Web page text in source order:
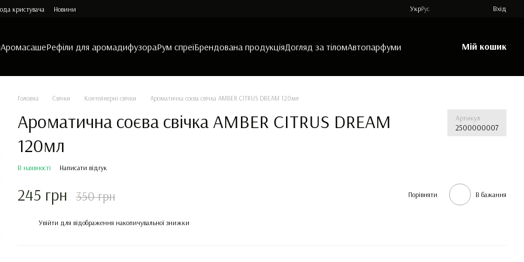
кристувача Новини УкрРус Вхід
АромасашеРефіли для аромадифузораРум спреїБрендована продукціяДогляд за тіломАвтопарфуми Мій кошик
Головна Свічки Контейнерні свічки Ароматична соєва свічка AMBER CITRUS DREAM 120мл
Ароматична соєва свічка AMBER CITRUS DREAM
120мл
Артикул
2500000007
В наявності Написати відгук
245 грн 350 грн Порівняти В бажання
Увійти для відображення накопичувальної знижки